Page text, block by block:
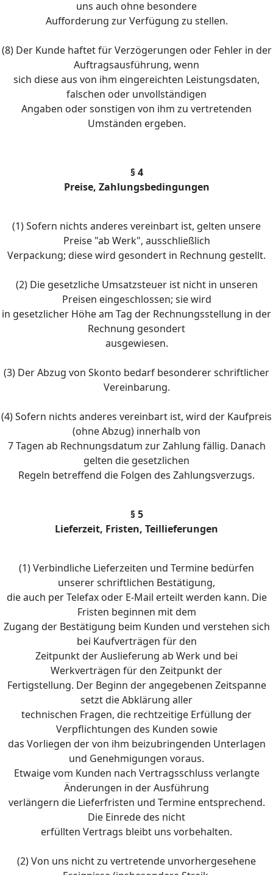
uns auch ohne besondere
Aufforderung zur Verfügung zu stellen.
(8) Der Kunde haftet für Verzögerungen oder Fehler in der
Auftragsausführung, wenn
sich diese aus von ihm eingereichten Leistungsdaten,
falschen oder unvollständigen
Angaben oder sonstigen von ihm zu vertretenden
Umständen ergeben.
§ 4
Preise, Zahlungsbedingungen
(1) Sofern nichts anderes vereinbart ist, gelten unsere
Preise "ab Werk", ausschließlich
Verpackung; diese wird gesondert in Rechnung gestellt.
(2) Die gesetzliche Umsatzsteuer ist nicht in unseren
Preisen eingeschlossen; sie wird
in gesetzlicher Höhe am Tag der Rechnungsstellung in der
Rechnung gesondert
ausgewiesen.
(3) Der Abzug von Skonto bedarf besonderer schriftlicher
Vereinbarung.
(4) Sofern nichts anderes vereinbart ist, wird der Kaufpreis
(ohne Abzug) innerhalb von
7 Tagen ab Rechnungsdatum zur Zahlung fällig. Danach
gelten die gesetzlichen
Regeln betreffend die Folgen des Zahlungsverzugs.
§ 5
Lieferzeit, Fristen, Teillieferungen
(1) Verbindliche Lieferzeiten und Termine bedürfen
unserer schriftlichen Bestätigung,
die auch per Telefax oder E-Mail erteilt werden kann. Die
Fristen beginnen mit dem
Zugang der Bestätigung beim Kunden und verstehen sich
bei Kaufverträgen für den
Zeitpunkt der Auslieferung ab Werk und bei
Werkverträgen für den Zeitpunkt der
Fertigstellung. Der Beginn der angegebenen Zeitspanne
setzt die Abklärung aller
technischen Fragen, die rechtzeitige Erfüllung der
Verpflichtungen des Kunden sowie
das Vorliegen der von ihm beizubringenden Unterlagen
und Genehmigungen voraus.
Etwaige vom Kunden nach Vertragsschluss verlangte
Änderungen in der Ausführung
verlängern die Lieferfristen und Termine entsprechend.
Die Einrede des nicht
erfüllten Vertrags bleibt uns vorbehalten.
(2) Von uns nicht zu vertretende unvorhergesehene